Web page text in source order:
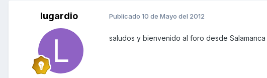
lugardio Publicado 10 de Mayo del 2012
saludos y bienvenido al foro desde Salamanca